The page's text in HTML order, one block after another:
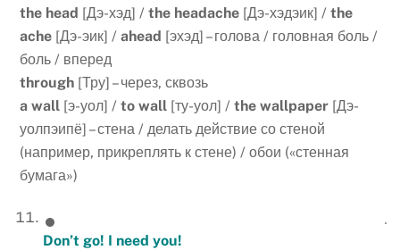
the head [Дэ-хэд] /the headache [Дэ-хэдэик] /the
ache [Дэ-эик] /ahead [эхэд] – голова / головная боль /
боль / вперед
through [Тру] – через, сквозь
a wall [э-уол] /to wall [ту-уол] /the wallpaper [Дэ-
уолпэипё] – стена / делать действие со стеной
(например, прикреплять к стене) / обои («стенная
бумага»)
Don’t go! I need you!